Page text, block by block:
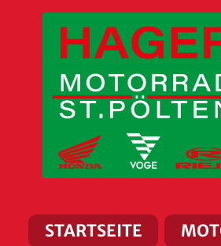
Zur
Navigation
springen
Zum
Inhalt
springen
STARTSEITE